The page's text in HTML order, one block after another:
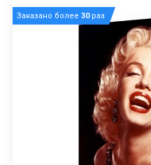
Заказано более 30раз